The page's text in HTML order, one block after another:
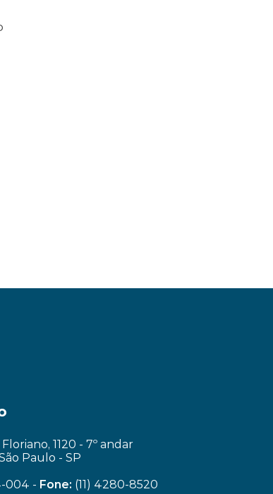
1120 - 7º andar
Paulo - SP
004 - Fone: (11) 4280-8520